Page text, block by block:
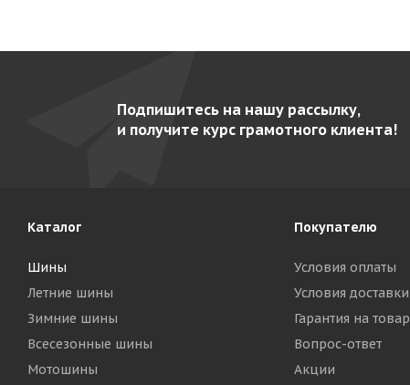
Подпишитесь на нашу рассылку,
и получите курс грамотного клиента!
Каталог
Шины
Летние шины
Зимние шины
Всесезонные шины
Мотошины
Покупателю
Условия оплаты
Условия доставки
Гарантия на товар
Вопрос-ответ
Акции